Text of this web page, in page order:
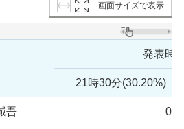
画面サイズで表示
発表時
21時30分(30.20%)
吾 0票